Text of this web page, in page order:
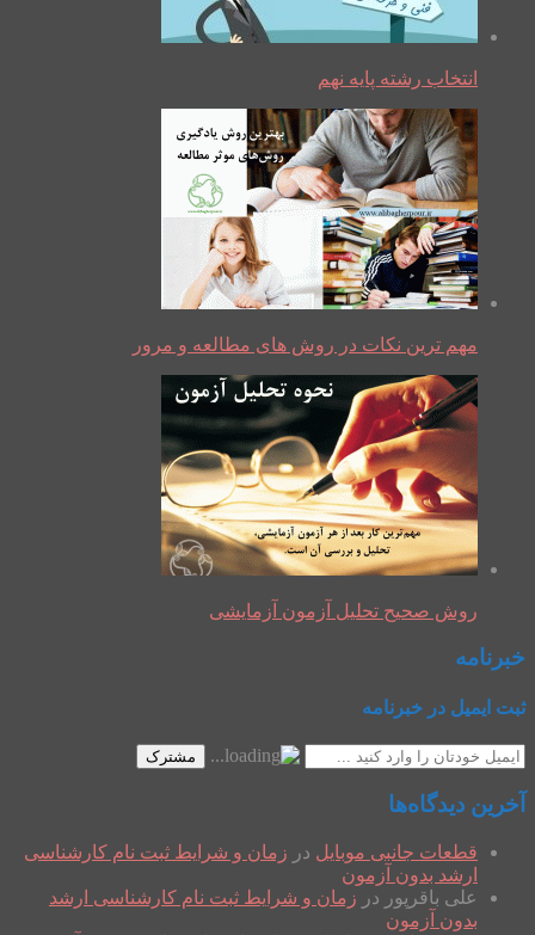
انتخاب رشته پایه نهم
مهم ترین نکات در روش های مطالعه و مرور
روش صحیح تحلیل آزمون آزمایشی
خبرنامه
ثبت ایمیل در خبرنامه
مشترک
آخرین دیدگاه‌ها
قطعات جانبی موبایل در زمان و شرایط ثبت نام کارشناسی
ارشد بدون آزمون
علی باقرپور در زمان و شرایط ثبت نام کارشناسی ارشد
بدون آزمون